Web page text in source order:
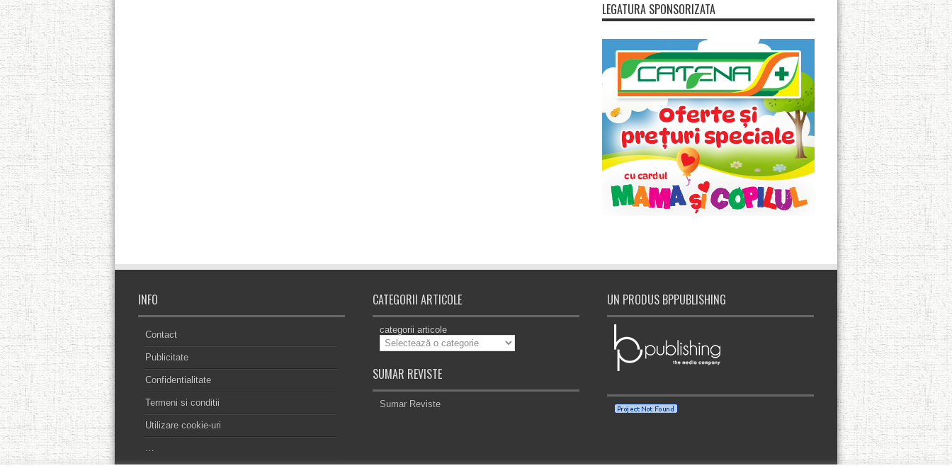
LEGATURA SPONSORIZATA
INFO
Contact
Publicitate
Confidentialitate
Termeni si conditii
Utilizare cookie-uri
…
CATEGORII ARTICOLE
categorii articole
SUMAR REVISTE
Sumar Reviste
UN PRODUS BPPUBLISHING